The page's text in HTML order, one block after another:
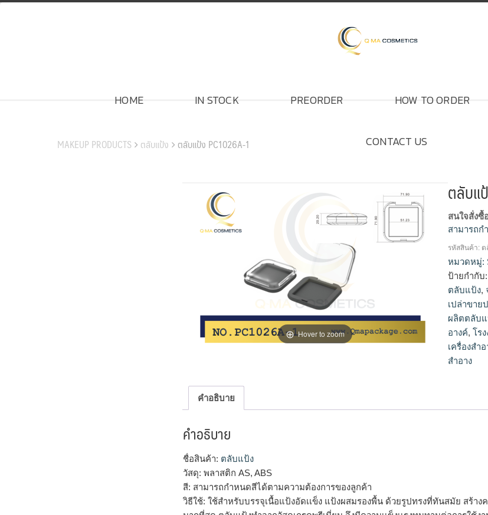
Skip
HOME IN STOCK PREORDER HOW TO ORDER
CONTACT US
MAKEUP PRODUCTS ตลับแป้ง ตลับแป้ง PC1026A-1
Hover to zoom
ตลับแ
สนใจสั่งซื้
สามารถก
โรงงาน
แป้ง,ตลับ
รหัสสินค้า: ต
หมวดหมู่:
ป้ายกำกั
ตลับแป้ง,
เปล่าขาย
ผลิตตลับ
อางค์,โร
เครื่องสำอ
สำอาง
คำอธิบาย
คำอธิบาย
ชื่อสินค้า: ตลับแป้ง
วัสดุ: พลาสติก AS, ABS
สี: สามารถกำหนดสีได้ตามความต้องการของลูกค้า
วิธีใช้: ใช้สำหรับบรรจุเนื้อแป้งอัดเเข็ง แป้งผสมรองพื้น ด้วยรูปทรงที่ทันสมัย สร้า